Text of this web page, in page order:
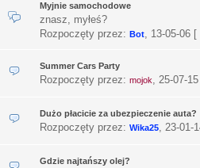
Myjnie samochodowe
znasz, myłeś?
Rozpoczęty przez: Bot, 13-05-06 [
Summer Cars Party
Rozpoczęty przez: mojok, 25-07-15
Dużo płacicie za ubezpieczenie auta?
Rozpoczęty przez: Wika25, 23-01-
Gdzie najtańszy olej?